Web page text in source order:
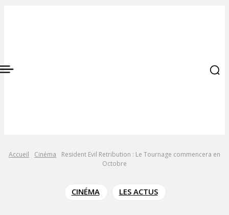
Accueil Cinéma
Resident Evil Retribution : Le Tournage commencera en
Octobre
CINÉMA LES ACTUS